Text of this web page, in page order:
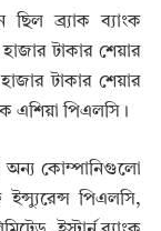
ছিল ব্র্যাক ব্যাংক
টাকার শেয়ার
টাকার শেয়ার
এশিয়া পিএলসি।
অন্য কোম্পানিগুলো
পিএলসি,